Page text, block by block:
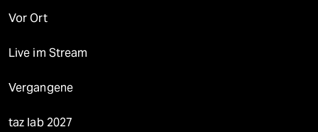
Vor Ort
Live im Stream
Vergangene
taz lab 2027